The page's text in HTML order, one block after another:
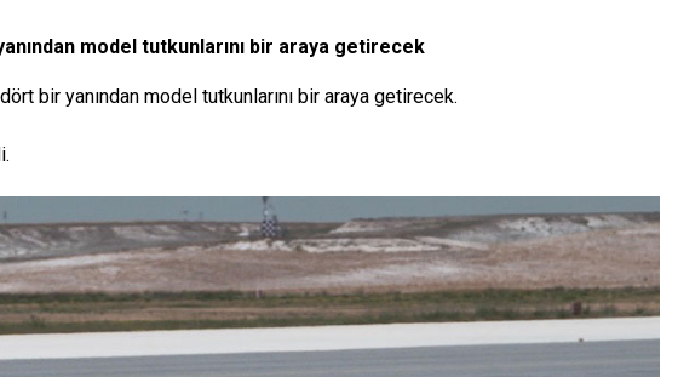
model tutkunlarını bir araya getirecek
bir yanından model tutkunlarını bir araya getirecek.